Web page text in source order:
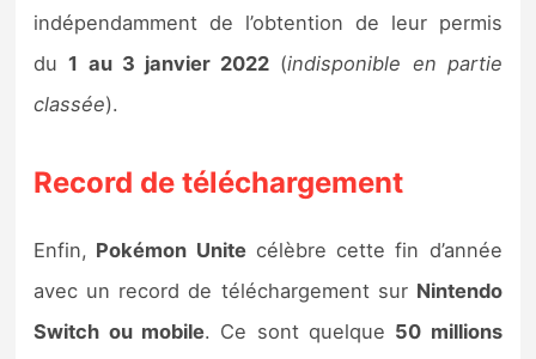
indépendamment de l’obtention de leur permis
du1 au 3 janvier 2022 (indisponible en partie
classée).
Record de téléchargement
Enfin, Pokémon Unitecélèbre cette fin d’année
avec un record de téléchargement sur Nintendo
Switch ou mobile. Ce sont quelque 50 millions